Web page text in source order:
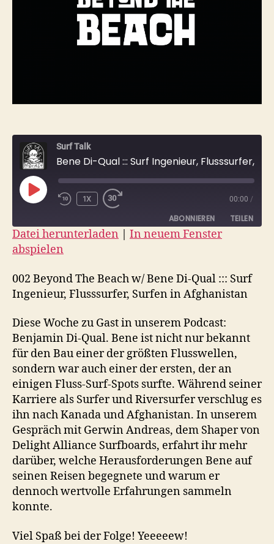
Surf Talk
PLAY
EPISODE
1X 00:00 /
ABONNIEREN TEILEN
TEILEN
LINK
EMBED
Datei herunterladen
In neuem Fenster
abspielen
002 Beyond The Beach w/ Bene Di-Qual ::: Surf
Ingenieur, Flusssurfer, Surfen in Afghanistan
Diese Woche zu Gast in unserem Podcast:
Benjamin Di-Qual. Bene ist nicht nur bekannt
für den Bau einer der größten Flusswellen,
sondern war auch einer der ersten, der an
einigen Fluss-Surf-Spots surfte. Während seiner
Karriere als Surfer und Riversurfer verschlug es
ihn nach Kanada und Afghanistan. In unserem
Gespräch mit Gerwin Andreas, dem Shaper von
Delight Alliance Surfboards, erfahrt ihr mehr
darüber, welche Herausforderungen Bene auf
seinen Reisen begegnete und warum er
dennoch wertvolle Erfahrungen sammeln
konnte.
Viel Spaß bei der Folge! Yeeeeew!